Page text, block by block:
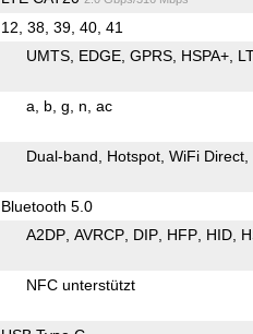
12, 38, 39, 40, 41
UMTS EDGE GPRS HSPA+
a b g n ac
Dual-band Hotspot WiFi Direct
Bluetooth 5.0
A2DP AVRCP DIP HFP HID
NFC unterstützt